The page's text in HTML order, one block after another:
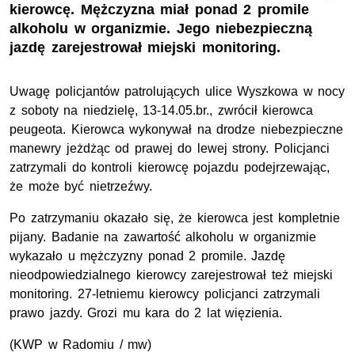
kierowcę. Mężczyzna miał ponad 2 promile
alkoholu w organizmie. Jego niebezpieczną
jazdę zarejestrował miejski monitoring.
Uwagę policjantów patrolujących ulice Wyszkowa w nocy
z soboty na niedzielę, 13-14.05.br., zwrócił kierowca
peugeota. Kierowca wykonywał na drodze niebezpieczne
manewry jeżdżąc od prawej do lewej strony. Policjanci
zatrzymali do kontroli kierowcę pojazdu podejrzewając,
że może być nietrzeźwy.
Po zatrzymaniu okazało się, że kierowca jest kompletnie
pijany. Badanie na zawartość alkoholu w organizmie
wykazało u mężczyzny ponad 2 promile. Jazdę
nieodpowiedzialnego kierowcy zarejestrował też miejski
monitoring. 27-letniemu kierowcy policjanci zatrzymali
prawo jazdy. Grozi mu kara do 2 lat więzienia.
(KWP w Radomiu / mw)